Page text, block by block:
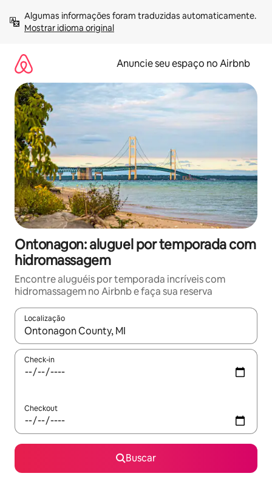
para
Mostrar idioma original
Anuncie seu espaço no Airbnb
Ontonagon: aluguel por temporada com
hidromassagem
Encontre aluguéis por temporada incríveis com
hidromassagem no Airbnb e faça sua reserva
Localização
Quando os resultados estiverem disponíveis, explore-os
Check-in
Checkout
Buscar